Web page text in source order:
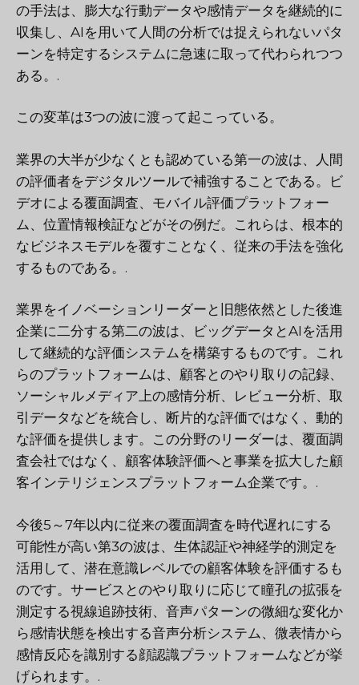
の手法は、膨大な行動データや感情データを継続的に
収集し、AIを用いて人間の分析では捉えられないパタ
ーンを特定するシステムに急速に取って代わられつつ
ある。.
この変革は3つの波に渡って起こっている。
業界の大半が少なくとも認めている第一の波は、人間
の評価者をデジタルツールで補強することである。ビ
デオによる覆面調査、モバイル評価プラットフォー
ム、位置情報検証などがその例だ。これらは、根本的
なビジネスモデルを覆すことなく、従来の手法を強化
するものである。.
業界をイノベーションリーダーと旧態依然とした後進
企業に二分する第二の波は、ビッグデータとAIを活用
して継続的な評価システムを構築するものです。これ
らのプラットフォームは、顧客とのやり取りの記録、
ソーシャルメディア上の感情分析、レビュー分析、取
引データなどを統合し、断片的な評価ではなく、動的
な評価を提供します。この分野のリーダーは、覆面調
査会社ではなく、顧客体験評価へと事業を拡大した顧
客インテリジェンスプラットフォーム企業です。.
今後5～7年以内に従来の覆面調査を時代遅れにする
可能性が高い第3の波は、生体認証や神経学的測定を
活用して、潜在意識レベルでの顧客体験を評価するも
のです。サービスとのやり取りに応じて瞳孔の拡張を
測定する視線追跡技術、音声パターンの微細な変化か
ら感情状態を検出する音声分析システム、微表情から
感情反応を識別する顔認識プラットフォームなどが挙
げられます。.